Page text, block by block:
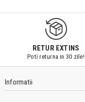
RETUR EXTINS
Poti returna in 30 zile!
Informatii